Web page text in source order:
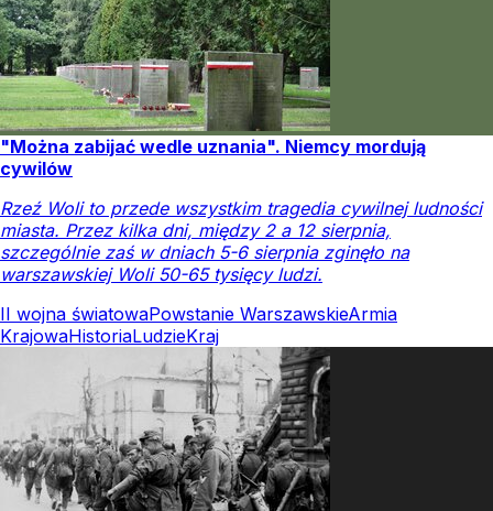
"Można zabijać wedle uznania". Niemcy mordują
cywilów
Rzeź Woli to przede wszystkim tragedia cywilnej ludności
miasta. Przez kilka dni, między 2 a 12 sierpnia,
szczególnie zaś w dniach 5-6 sierpnia zginęło na
warszawskiej Woli 50-65 tysięcy ludzi.
II wojna światowaPowstanie WarszawskieArmia
KrajowaHistoriaLudzieKraj